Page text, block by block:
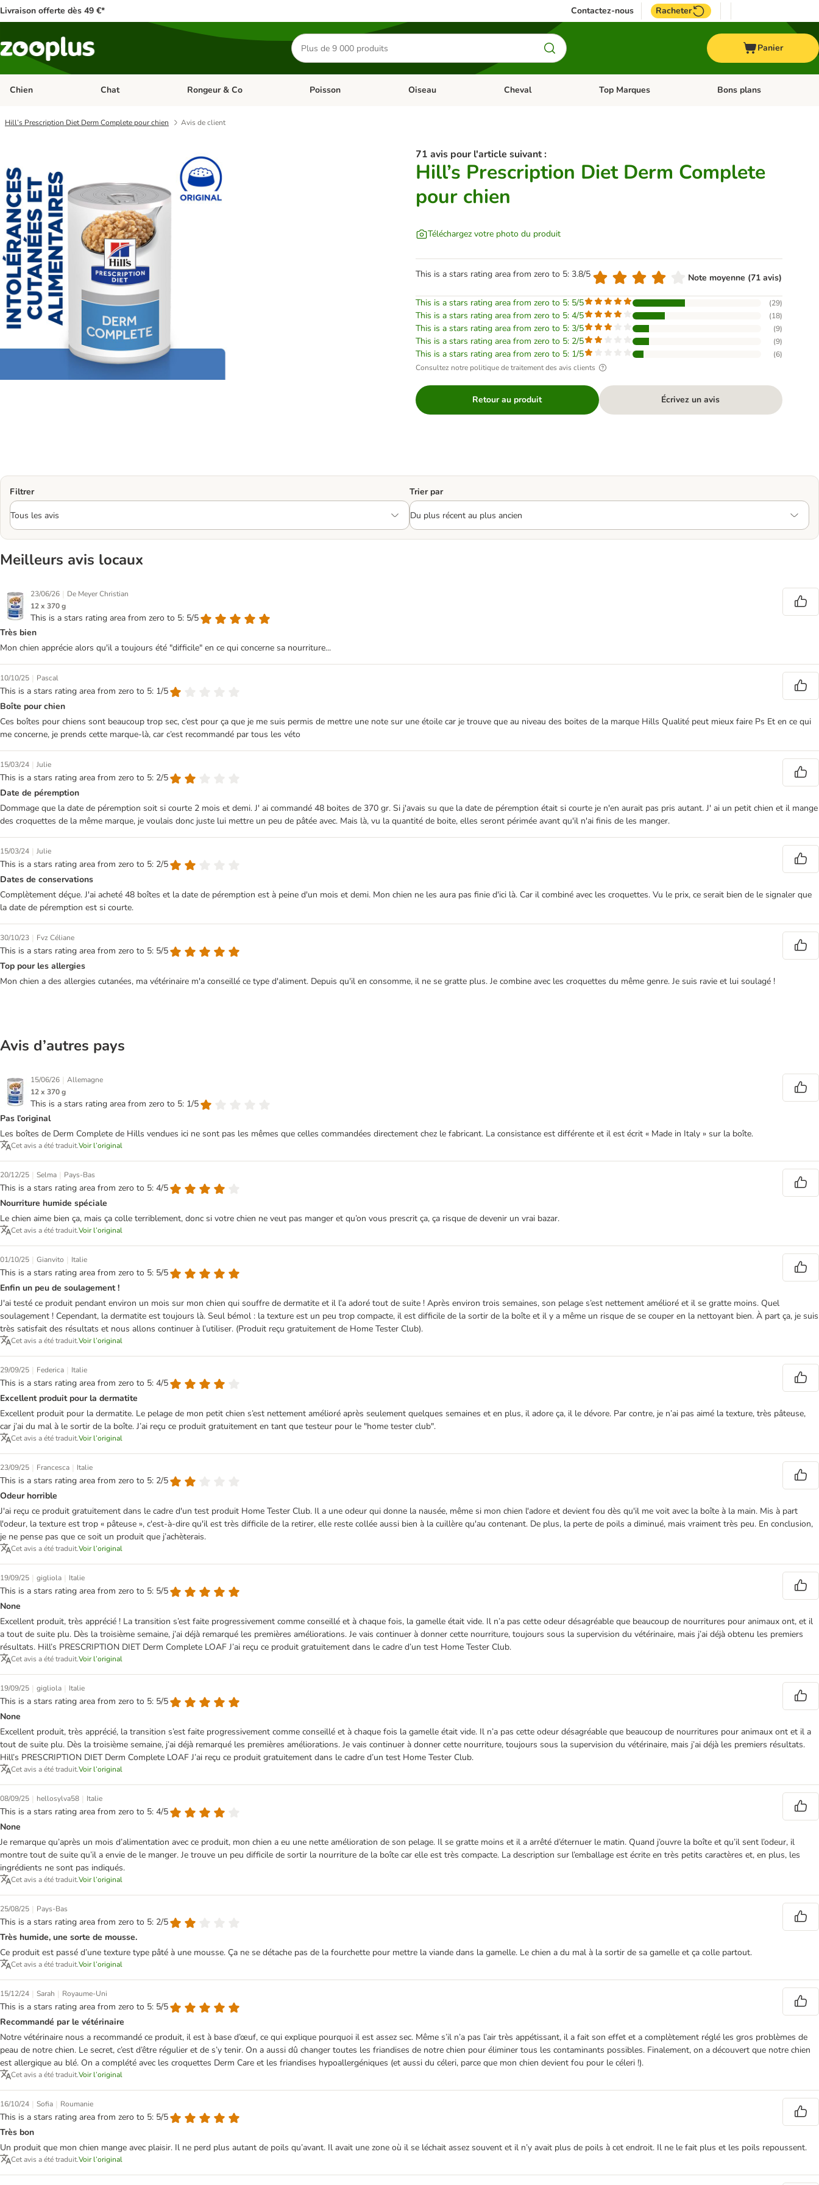
Livraison offerte dès 49 €* Contactez-nous Racheter
Rechercher
des
produits
Panier
Chien Dérouler les catégories: Chien
Chat Dérouler les catégories: Chat
Rongeur & Co Dérouler les catégories: Rongeur & Co
Poisson Dérouler les catégories: Poisson
Oiseau Dérouler les catégories: Oiseau
Cheval Dérouler les catégories: Cheval
Top Marques Dérouler les catégories: Top
Bons plans
Hill’s Prescription Diet Derm Complete pour chien Avis de client
71 avis pour l'article suivant :
Hill’s Prescription Diet Derm Complete
pour chien
Téléchargez votre photo du produit
This is a stars rating area from zero to 5: 3.8/5 Note moyenne (71 avis)
This is a stars rating area from zero to 5: 5/5 (29)
This is a stars rating area from zero to 5: 4/5 (18)
This is a stars rating area from zero to 5: 3/5 (9)
This is a stars rating area from zero to 5: 2/5 (9)
This is a stars rating area from zero to 5: 1/5 (6)
Consultez notre politique de traitement des avis clients
Retour au produit Écrivez un avis
Filtrer Trier par
Meilleurs avis locaux
23/06/26 | De Meyer Christian
12 x 370 g
This is a stars rating area from zero to 5: 5/5
Très bien
Mon chien apprécie alors qu'il a toujours été "difficile" en ce qui concerne sa nourriture...
10/10/25 | Pascal
This is a stars rating area from zero to 5: 1/5
Boîte pour chien
Ces boîtes pour chiens sont beaucoup trop sec, c’est pour ça que je me suis permis de mettre une note sur une étoile car je trouve que au niveau des boites de la marque Hills Qualité peut mieux faire Ps Et en ce qui
me concerne, je prends cette marque-là, car c’est recommandé par tous les véto
15/03/24 | Julie
This is a stars rating area from zero to 5: 2/5
Date de péremption
Dommage que la date de péremption soit si courte 2 mois et demi. J' ai commandé 48 boites de 370 gr. Si j'avais su que la date de péremption était si courte je n'en aurait pas pris autant. J' ai un petit chien et il mange
des croquettes de la même marque, je voulais donc juste lui mettre un peu de pâtée avec. Mais là, vu la quantité de boite, elles seront périmée avant qu'il n'ai finis de les manger.
15/03/24 | Julie
This is a stars rating area from zero to 5: 2/5
Dates de conservations
Complètement déçue. J'ai acheté 48 boîtes et la date de péremption est à peine d'un mois et demi. Mon chien ne les aura pas finie d'ici là. Car il combiné avec les croquettes. Vu le prix, ce serait bien de le signaler que
la date de péremption est si courte.
30/10/23 | Fvz Céliane
This is a stars rating area from zero to 5: 5/5
Top pour les allergies
Mon chien a des allergies cutanées, ma vétérinaire m'a conseillé ce type d'aliment. Depuis qu'il en consomme, il ne se gratte plus. Je combine avec les croquettes du même genre. Je suis ravie et lui soulagé !
Avis d’autres pays
15/06/26 | Allemagne
12 x 370 g
This is a stars rating area from zero to 5: 1/5
Pas l’original
Les boîtes de Derm Complete de Hills vendues ici ne sont pas les mêmes que celles commandées directement chez le fabricant. La consistance est différente et il est écrit « Made in Italy » sur la boîte.
Cet avis a été traduit.Voir l’original
20/12/25 | Selma | Pays-Bas
This is a stars rating area from zero to 5: 4/5
Nourriture humide spéciale
Le chien aime bien ça, mais ça colle terriblement, donc si votre chien ne veut pas manger et qu’on vous prescrit ça, ça risque de devenir un vrai bazar.
Cet avis a été traduit.Voir l’original
01/10/25 | Gianvito | Italie
This is a stars rating area from zero to 5: 5/5
Enfin un peu de soulagement !
J'ai testé ce produit pendant environ un mois sur mon chien qui souffre de dermatite et il l’a adoré tout de suite ! Après environ trois semaines, son pelage s’est nettement amélioré et il se gratte moins. Quel
soulagement ! Cependant, la dermatite est toujours là. Seul bémol : la texture est un peu trop compacte, il est difficile de la sortir de la boîte et il y a même un risque de se couper en la nettoyant bien. À part ça, je suis
très satisfait des résultats et nous allons continuer à l’utiliser. (Produit reçu gratuitement de Home Tester Club).
Cet avis a été traduit.Voir l’original
29/09/25 | Federica | Italie
This is a stars rating area from zero to 5: 4/5
Excellent produit pour la dermatite
Excellent produit pour la dermatite. Le pelage de mon petit chien s’est nettement amélioré après seulement quelques semaines et en plus, il adore ça, il le dévore. Par contre, je n’ai pas aimé la texture, très pâteuse,
car j’ai du mal à le sortir de la boîte. J’ai reçu ce produit gratuitement en tant que testeur pour le "home tester club".
Cet avis a été traduit.Voir l’original
23/09/25 | Francesca | Italie
This is a stars rating area from zero to 5: 2/5
Odeur horrible
J'ai reçu ce produit gratuitement dans le cadre d'un test produit Home Tester Club. Il a une odeur qui donne la nausée, même si mon chien l'adore et devient fou dès qu'il me voit avec la boîte à la main. Mis à part
l'odeur, la texture est trop « pâteuse », c'est-à-dire qu'il est très difficile de la retirer, elle reste collée aussi bien à la cuillère qu'au contenant. De plus, la perte de poils a diminué, mais vraiment très peu. En conclusion,
je ne pense pas que ce soit un produit que j’achèterais.
Cet avis a été traduit.Voir l’original
19/09/25 | gigliola | Italie
This is a stars rating area from zero to 5: 5/5
None
Excellent produit, très apprécié ! La transition s’est faite progressivement comme conseillé et à chaque fois, la gamelle était vide. Il n’a pas cette odeur désagréable que beaucoup de nourritures pour animaux ont, et il
a tout de suite plu. Dès la troisième semaine, j’ai déjà remarqué les premières améliorations. Je vais continuer à donner cette nourriture, toujours sous la supervision du vétérinaire, mais j’ai déjà obtenu les premiers
résultats. Hill’s PRESCRIPTION DIET Derm Complete LOAF J’ai reçu ce produit gratuitement dans le cadre d’un test Home Tester Club.
Cet avis a été traduit.Voir l’original
19/09/25 | gigliola | Italie
This is a stars rating area from zero to 5: 5/5
None
Excellent produit, très apprécié, la transition s’est faite progressivement comme conseillé et à chaque fois la gamelle était vide. Il n’a pas cette odeur désagréable que beaucoup de nourritures pour animaux ont et il a
tout de suite plu. Dès la troisième semaine, j’ai déjà remarqué les premières améliorations. Je vais continuer à donner cette nourriture, toujours sous la supervision du vétérinaire, mais j’ai déjà les premiers résultats.
Hill’s PRESCRIPTION DIET Derm Complete LOAF J’ai reçu ce produit gratuitement dans le cadre d’un test Home Tester Club.
Cet avis a été traduit.Voir l’original
08/09/25 | hellosylva58 | Italie
This is a stars rating area from zero to 5: 4/5
None
Je remarque qu’après un mois d’alimentation avec ce produit, mon chien a eu une nette amélioration de son pelage. Il se gratte moins et il a arrêté d’éternuer le matin. Quand j’ouvre la boîte et qu’il sent l’odeur, il
montre tout de suite qu’il a envie de le manger. Je trouve un peu difficile de sortir la nourriture de la boîte car elle est très compacte. La description sur l’emballage est écrite en très petits caractères et, en plus, les
ingrédients ne sont pas indiqués.
Cet avis a été traduit.Voir l’original
25/08/25 | Pays-Bas
This is a stars rating area from zero to 5: 2/5
Très humide, une sorte de mousse.
Ce produit est passé d’une texture type pâté à une mousse. Ça ne se détache pas de la fourchette pour mettre la viande dans la gamelle. Le chien a du mal à la sortir de sa gamelle et ça colle partout.
Cet avis a été traduit.Voir l’original
15/12/24 | Sarah | Royaume-Uni
This is a stars rating area from zero to 5: 5/5
Recommandé par le vétérinaire
Notre vétérinaire nous a recommandé ce produit, il est à base d’œuf, ce qui explique pourquoi il est assez sec. Même s’il n’a pas l’air très appétissant, il a fait son effet et a complètement réglé les gros problèmes de
peau de notre chien. Le secret, c’est d’être régulier et de s’y tenir. On a aussi dû changer toutes les friandises de notre chien pour éliminer tous les contaminants possibles. Finalement, on a découvert que notre chien
est allergique au blé. On a complété avec les croquettes Derm Care et les friandises hypoallergéniques (et aussi du céleri, parce que mon chien devient fou pour le céleri !).
Cet avis a été traduit.Voir l’original
16/10/24 | Sofia | Roumanie
This is a stars rating area from zero to 5: 5/5
Très bon
Un produit que mon chien mange avec plaisir. Il ne perd plus autant de poils qu’avant. Il avait une zone où il se léchait assez souvent et il n’y avait plus de poils à cet endroit. Il ne le fait plus et les poils repoussent.
Cet avis a été traduit.Voir l’original